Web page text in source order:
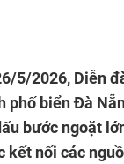
5/2026, Diễn
biển Đà
bước ngoặt
kết nối các